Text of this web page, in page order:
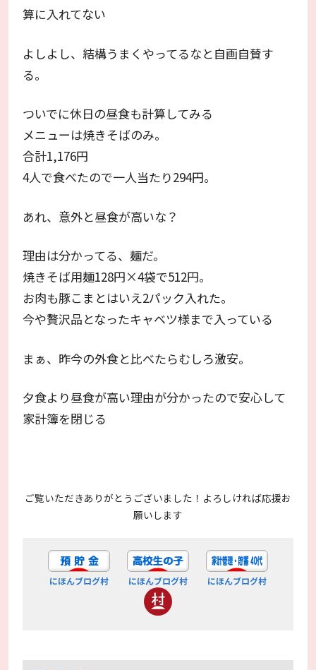
算に入れてない
よしよし、結構うまくやってるなと自画自賛す
る。
ついでに休日の昼食も計算してみる
メニューは焼きそばのみ。
合計1,176円
4人で食べたので一人当たり294円。
あれ、意外と昼食が高いな？
理由は分かってる、麺だ。
焼きそば用麺128円×4袋で512円。
お肉も豚こまとはいえ2パック入れた。
今や贅沢品となったキャベツ様まで入っている
まぁ、昨今の外食と比べたらむしろ激安。
夕食より昼食が高い理由が分かったので安心して
家計簿を閉じる
ご覧いただきありがとうございました！よろしければ応援お
願いします
にほんブログ村 にほんブログ村 にほんブログ村